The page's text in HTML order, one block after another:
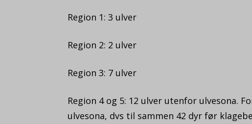
Region 1: 3 ulver
Region 2: 2 ulver
Region 3: 7 ulver
Region 4 og 5: 12 ulver utenfor ulvesona.
ulvesona, dvs til sammen 42 dyr før